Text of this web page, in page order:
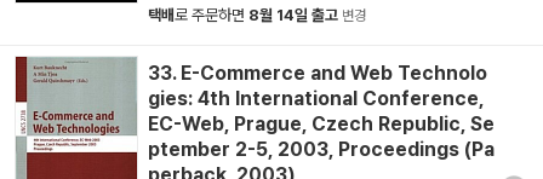
택배로 주문하면 8월 14일 출고 변경
33. E-Commerce and Web Technolo
gies: 4th International Conference,
EC-Web, Prague, Czech Republic, Se
ptember 2-5, 2003, Proceedings (Pa